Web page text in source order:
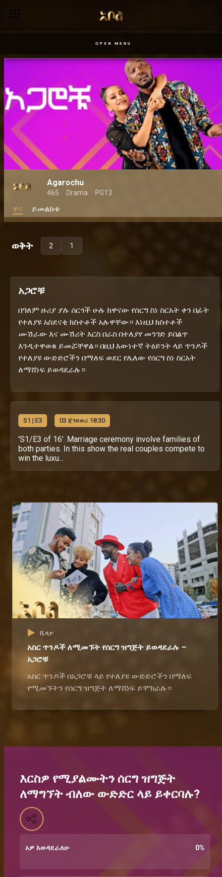
OPEN MENU
Agarochu
465 Drama PG13
ዋና ይመልከቱ
ወቅት 2 1
አጋሮቹ
በዓለም ዙሪያ ያሉ ሰርጎች ሁሉ ከዋናው የሰርግ ስነ ስርአት ቀን በፊት
የተለያዩ አስደናቂ ክስተቶች አሉዋቸው። እነዚህ ክስተቶች
ሙሽራው እና ሙሽሪት እርስ በራስ በተለያየ መንገድ ይበልጥ
እንዲተዋወቁ ይመሯቸዋል። በዚህ እውነተኛ ትዕይንት ላይ ጥንዶች
የተለያዩ ውድድሮችን በማለፍ ወደር የሌለው የሰርግ ስነ ስርአት
ለማሸነፍ ይወዳደራሉ።
S1 | E3 03 ጃንዩወሪ 18:30
'S1/E3 of 16'. Marriage ceremony involve families of
both parties. In this show the real couples compete to
win the luxu...
ቪዲዮ
አስር ጥንዶች ለሚመኙት የሰርግ ዝግጅት ይወዳደራሉ –
አጋሮቹ
አስር ጥንዶች በአጋሮቹ ላይ የተለያዩ ውድድሮችን በማለፍ
የሚመኙትን የሰርግ ዝግጅት ለማሸነፍ ይሞክራሉ።
እርስዎ የሚያልሙትን ሰርግ ዝግጅት
ለማግኘት ብለው ውድድር ላይ ይቀርባሉ?
አዎ እወዳደራለሁ 0%